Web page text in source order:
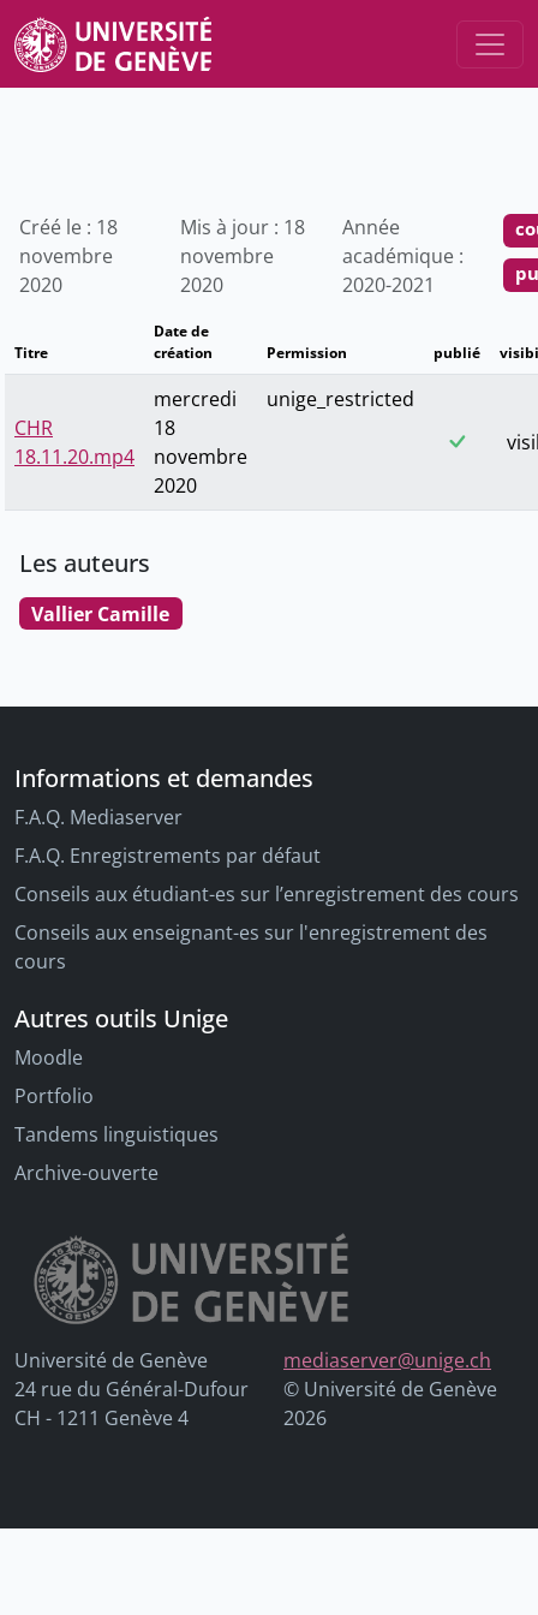
Créé le : 18
novembre
2020
Mis à jour : 18
novembre
2020
Année
académique :
2020-2021
Titre
Date de
création
Permission publié
CHR
18.11.20.mp4
mercredi
18
novembre
2020
unige_restricted
Les auteurs
Vallier Camille
Informations et demandes
F.A.Q. Mediaserver
F.A.Q. Enregistrements par défaut
Conseils aux étudiant-es sur l’enregistrement des cours
Conseils aux enseignant-es sur l'enregistrement des
cours
Autres outils Unige
Moodle
Portfolio
Tandems linguistiques
Archive-ouverte
Université de Genève
24 rue du Général-Dufour
CH - 1211 Genève 4
mediaserver@unige.ch
© Université de Genève
2026